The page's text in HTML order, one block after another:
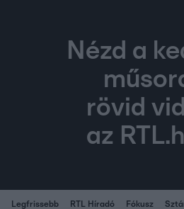
Nézd a
rövid
az
Legfrissebb RTL Híradó Fókusz